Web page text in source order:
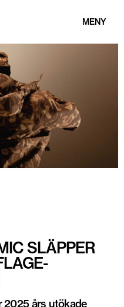
MENY
SLÄPPER
2025 års utökade